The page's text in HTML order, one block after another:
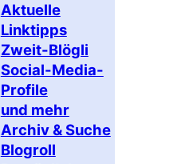
Aktuelle
Linktipps
Zweit-Blögli
Social-Media-
Profile
und mehr
Archiv & Suche
Blogroll